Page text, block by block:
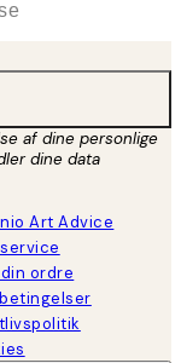
af dine personlige
dine data
Art Advice
ordre